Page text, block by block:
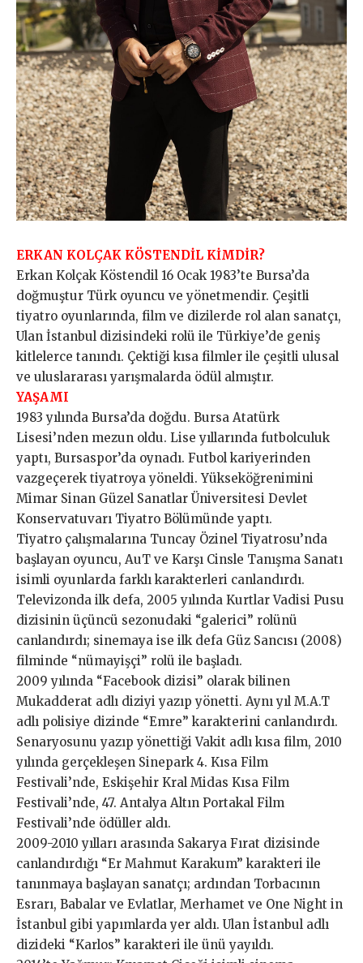
ERKAN KOLÇAK KÖSTENDİL KİMDİR?
Erkan Kolçak Köstendil 16 Ocak 1983’te Bursa’da
doğmuştur Türk oyuncu ve yönetmendir. Çeşitli
tiyatro oyunlarında, film ve dizilerde rol alan sanatçı,
Ulan İstanbul dizisindeki rolü ile Türkiye’de geniş
kitlelerce tanındı. Çektiği kısa filmler ile çeşitli ulusal
ve uluslararası yarışmalarda ödül almıştır.
YAŞAMI
1983 yılında Bursa’da doğdu. Bursa Atatürk
Lisesi’nden mezun oldu. Lise yıllarında futbolculuk
yaptı, Bursaspor’da oynadı. Futbol kariyerinden
vazgeçerek tiyatroya yöneldi. Yükseköğrenimini
Mimar Sinan Güzel Sanatlar Üniversitesi Devlet
Konservatuvarı Tiyatro Bölümünde yaptı.
Tiyatro çalışmalarına Tuncay Özinel Tiyatrosu’nda
başlayan oyuncu, AuT ve Karşı Cinsle Tanışma Sanatı
isimli oyunlarda farklı karakterleri canlandırdı.
Televizonda ilk defa, 2005 yılında Kurtlar Vadisi Pusu
dizisinin üçüncü sezonudaki “galerici” rolünü
canlandırdı; sinemaya ise ilk defa Güz Sancısı (2008)
filminde “nümayişçi” rolü ile başladı.
2009 yılında “Facebook dizisi” olarak bilinen
Mukadderat adlı diziyi yazıp yönetti. Aynı yıl M.A.T
adlı polisiye dizinde “Emre” karakterini canlandırdı.
Senaryosunu yazıp yönettiği Vakit adlı kısa film, 2010
yılında gerçekleşen Sinepark 4. Kısa Film
Festivali’nde, Eskişehir Kral Midas Kısa Film
Festivali’nde, 47. Antalya Altın Portakal Film
Festivali’nde ödüller aldı.
2009-2010 yılları arasında Sakarya Fırat dizisinde
canlandırdığı “Er Mahmut Karakum” karakteri ile
tanınmaya başlayan sanatçı; ardından Torbacının
Esrarı, Babalar ve Evlatlar, Merhamet ve One Night in
İstanbul gibi yapımlarda yer aldı. Ulan İstanbul adlı
dizideki “Karlos” karakteri ile ünü yayıldı.